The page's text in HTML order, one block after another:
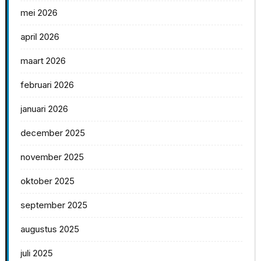
mei 2026
april 2026
maart 2026
februari 2026
januari 2026
december 2025
november 2025
oktober 2025
september 2025
augustus 2025
juli 2025